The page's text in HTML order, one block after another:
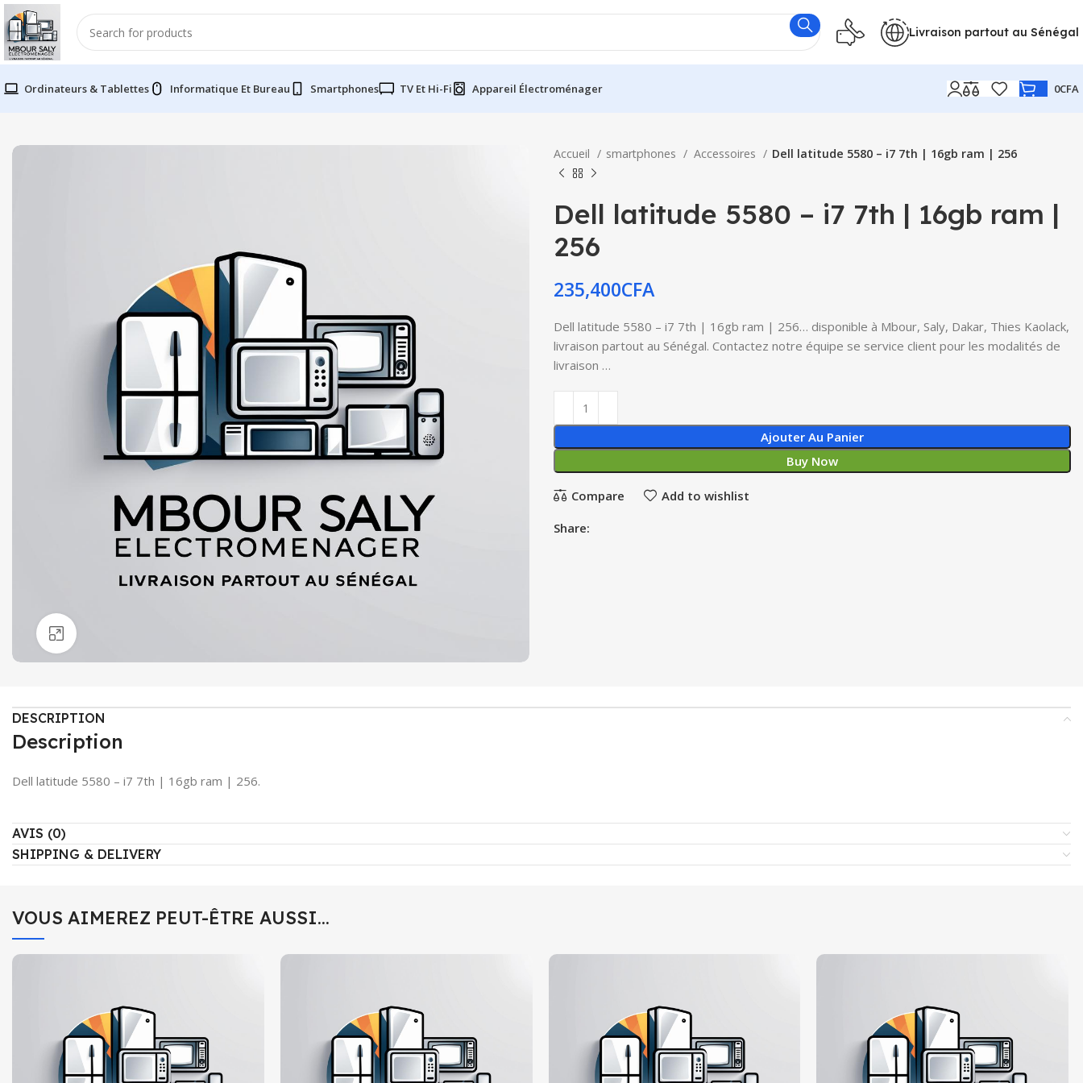
Livraison partout au Sénégal
Ordinateurs & Tablettes Informatique Et Bureau Smartphones TV Et Hi-Fi Appareil Électroménager 0CFA
Accueil smartphones Accessoires Dell latitude 5580 – i7 7th | 16gb ram | 256
Dell latitude 5580 – i7 7th | 16gb ram |
256
235,400CFA
Dell latitude 5580 – i7 7th | 16gb ram | 256… disponible à Mbour, Saly, Dakar, Thies Kaolack,
livraison partout au Sénégal. Contactez notre équipe se service client pour les modalités de
livraison …
Ajouter Au Panier
Buy Now
Compare Add to wishlist
Share:
DESCRIPTION
Description
Dell latitude 5580 – i7 7th | 16gb ram | 256.
AVIS (0)
SHIPPING & DELIVERY
VOUS AIMEREZ PEUT-ÊTRE AUSSI…